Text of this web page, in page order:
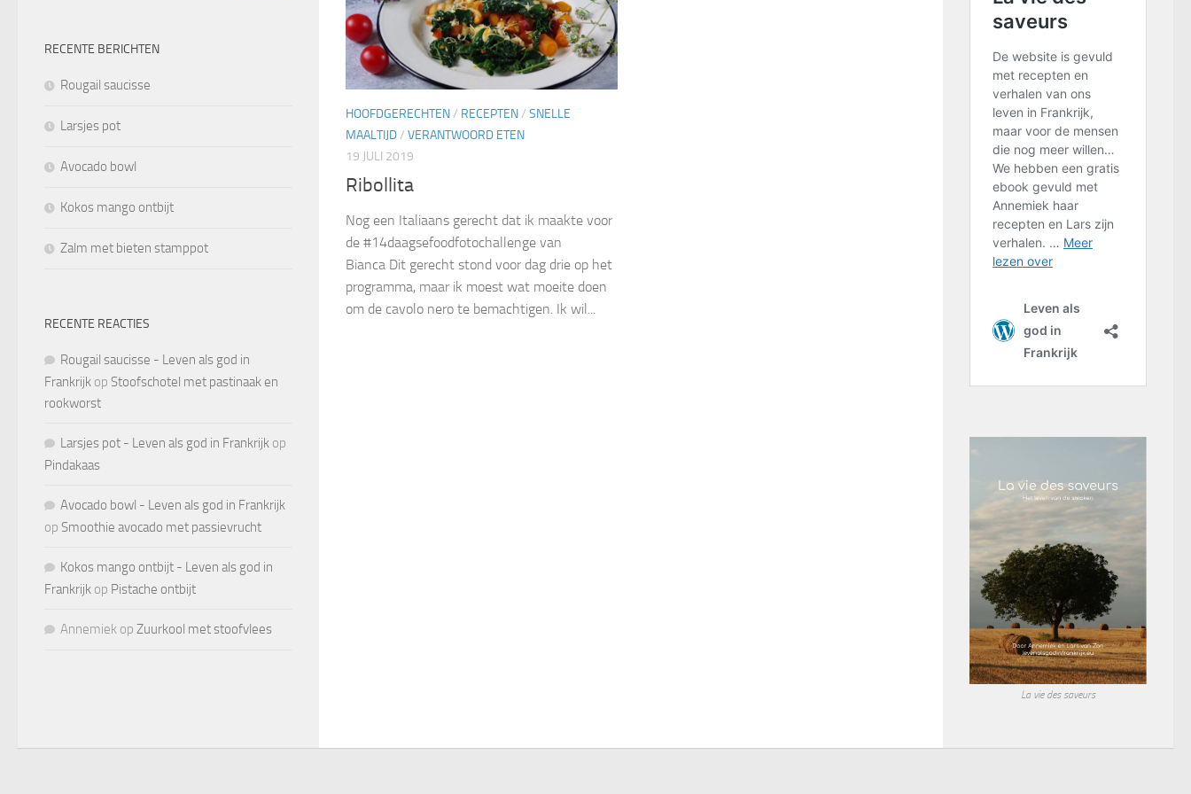
HOOFDGERECHTEN/ RECEPTEN/ SNELLE
MAALTIJD/ VERANTWOORD ETEN
19 JULI 2019
Ribollita
Nog een Italiaans gerecht dat ik maakte voor
de #14daagsefoodfotochallenge van
Bianca Dit gerecht stond voor dag drie op het
programma, maar ik moest wat moeite doen
om de cavolo nero te bemachtigen. Ik wil...
RECENTE BERICHTEN
Rougail saucisse
Larsjes pot
Avocado bowl
Kokos mango ontbijt
Zalm met bieten stamppot
RECENTE REACTIES
Rougail saucisse - Leven als god in
Frankrijk op Stoofschotel met pastinaak en
rookworst
Larsjes pot - Leven als god in Frankrijk op
Pindakaas
Avocado bowl - Leven als god in Frankrijk
op Smoothie avocado met passievrucht
Kokos mango ontbijt - Leven als god in
Frankrijk op Pistache ontbijt
Annemiek op Zuurkool met stoofvlees
La vie des saveurs